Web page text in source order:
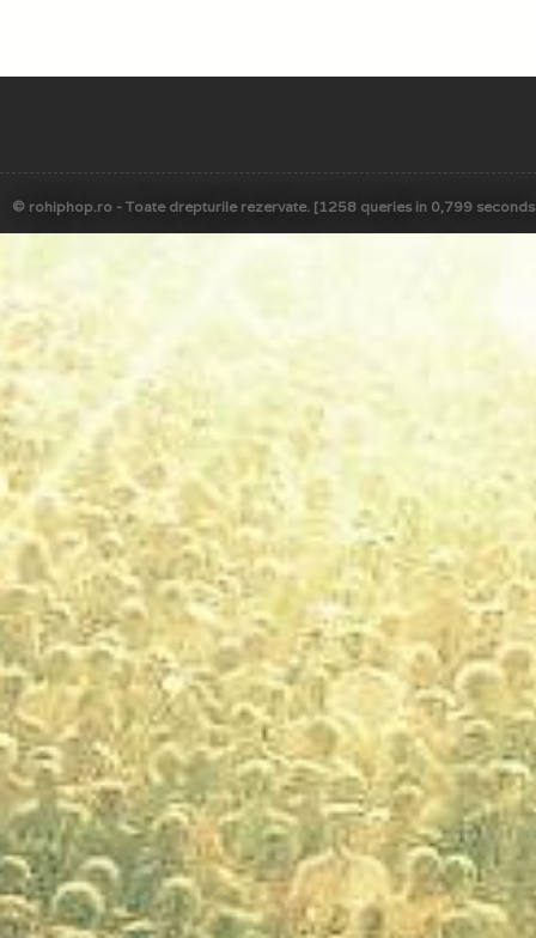
© rohiphop.ro - Toate drepturile rezervate. [1258 queries in 0,799